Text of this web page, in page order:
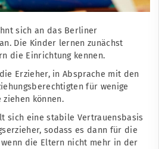
sich an das Berliner
Die Kinder lernen zunächst
die Einrichtung kennen.
Erzieher, in Absprache mit den
für wenige
können.
sich eine stabile Vertrauensbasis
sodass es dann für die
die Eltern nicht mehr in der